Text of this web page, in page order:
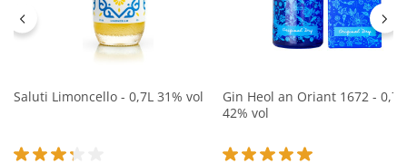
Saluti Limoncello - 0,7L 31% vol
Gin Heol an Oriant 1672 - 0,7L
42% vol